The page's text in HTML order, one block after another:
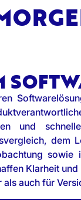
und
dem
sowie
Klarheit
als auch für